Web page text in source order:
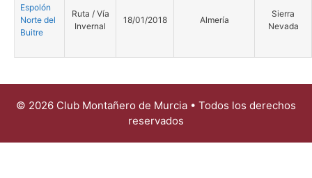
Espolón
Norte del
Buitre
Ruta / Vía
Invernal
18/01/2018 Almería
Sierra
Nevada
© 2026 Club Montañero de Murcia • Todos los derechos
reservados